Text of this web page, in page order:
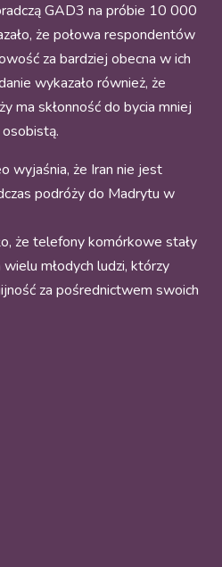
GAD3 na próbie 10 000
że połowa respondentów
za bardziej obecna w ich
wykazało również, że
ma skłonność do bycia mniej
wyjaśnia, że Iran nie jest
podróży do Madrytu w
że telefony komórkowe stały
młodych ludzi, którzy
za pośrednictwem swoich